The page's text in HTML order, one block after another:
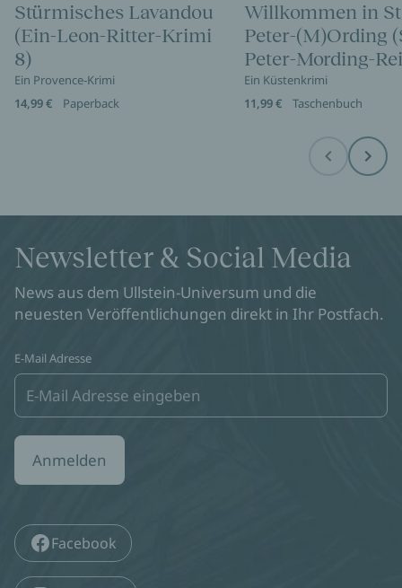
Stürmisches Lavandou
(Ein-Leon-Ritter-Krimi
8)
Ein Provence-Krimi
14,99 €
Paperback
Willkommen in
Peter-(M)Ording
Peter-Mording-
Ein Küstenkrimi
11,99 €
Taschenbuch
Before Next
Newsletter & Social Media
News aus dem Ullstein-Universum und die
neuesten Veröffentlichungen direkt in Ihr Postfach.
E-Mail Adresse
Anmelden
Facebook